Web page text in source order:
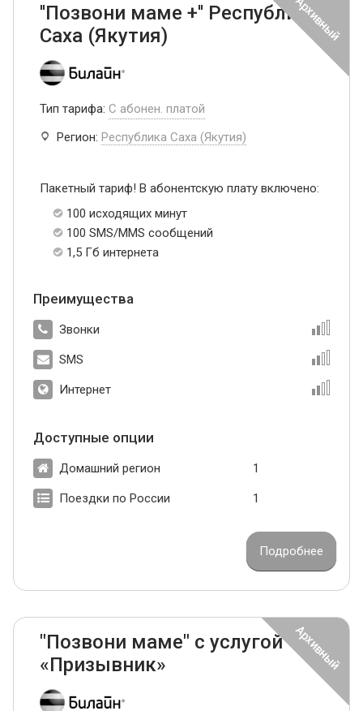
''Позвони маме +'' Республика
Саха (Якутия)
Тип тарифа: С абонен. платой
Регион: Республика Саха (Якутия)
Пакетный тариф! В абонентскую плату включено:
100 исходящих минут
100 SMS/MMS сообщений
1,5 Гб интернета
Преимущества
Звонки
SMS
Интернет
Доступные опции
Домашний регион 1
Поездки по России 1
Подробнее
"Позвони маме" с услугой
«Призывник»